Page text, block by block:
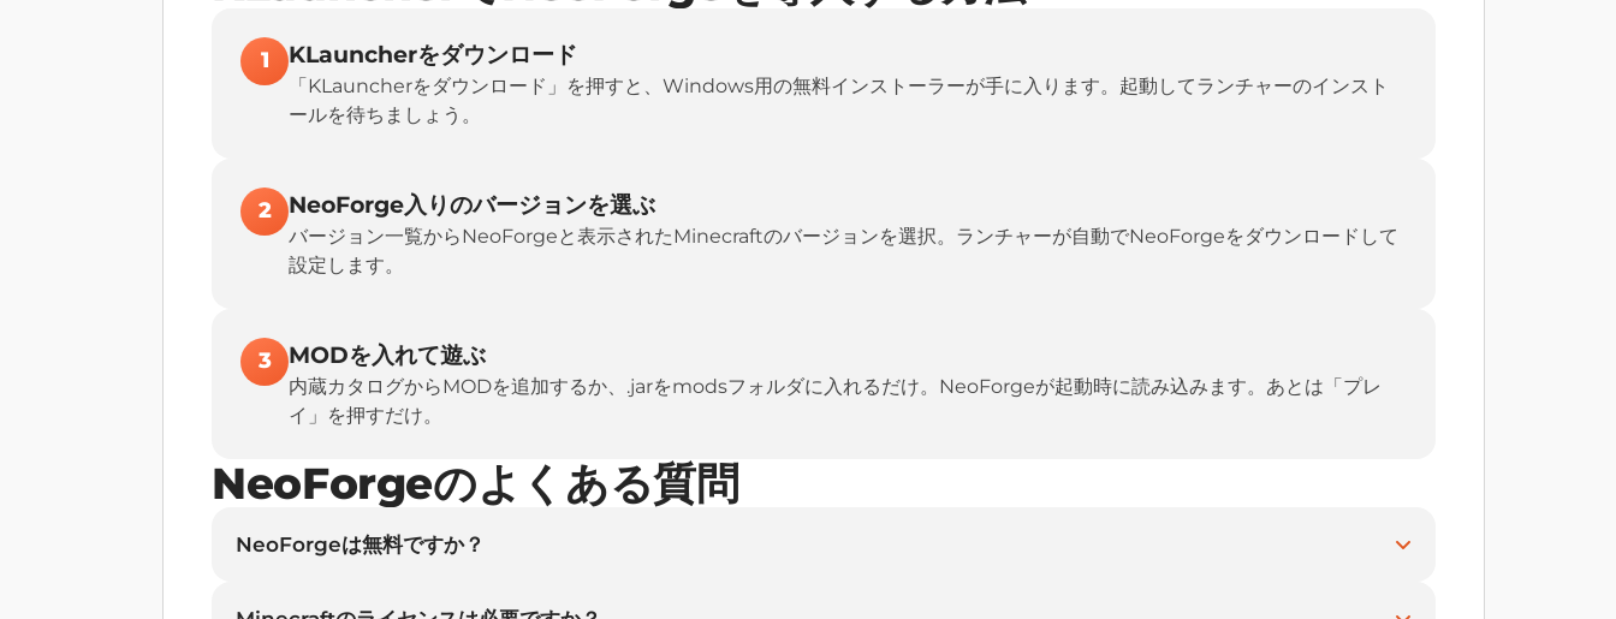
1 KLauncherをダウンロード
「KLauncherをダウンロード」を押すと、Windows用の無料インストーラーが手に入ります。起動してランチャーのインスト
ールを待ちましょう。
2 NeoForge入りのバージョンを選ぶ
バージョン一覧からNeoForgeと表示されたMinecraftのバージョンを選択。ランチャーが自動でNeoForgeをダウンロードして
設定します。
3 MODを入れて遊ぶ
内蔵カタログからMODを追加するか、.jarをmodsフォルダに入れるだけ。NeoForgeが起動時に読み込みます。あとは「プレ
イ」を押すだけ。
NeoForgeのよくある質問
NeoForgeは無料ですか？